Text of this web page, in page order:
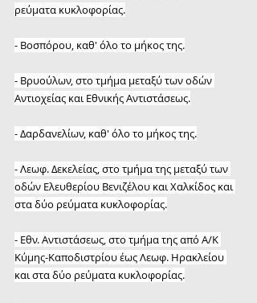
ρεύματα κυκλοφορίας.
- Βοσπόρου, καθ' όλο το μήκος της.
- Βρυούλων, στο τμήμα μεταξύ των οδών
Αντιοχείας και Εθνικής Αντιστάσεως.
- Δαρδανελίων, καθ' όλο το μήκος της.
- Λεωφ. Δεκελείας, στο τμήμα της μεταξύ των
οδών Ελευθερίου Βενιζέλου και Χαλκίδος και
στα δύο ρεύματα κυκλοφορίας.
- Εθν. Αντιστάσεως, στο τμήμα της από Α/Κ
Κύμης-Καποδιστρίου έως Λεωφ. Ηρακλείου
και στα δύο ρεύματα κυκλοφορίας.